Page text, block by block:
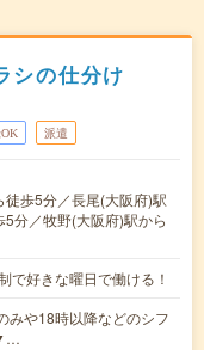
シの仕分け
派遣
歩5分／長尾(大阪府)駅
分／牧野(大阪府)駅から
で好きな曜日で働ける！
みや18時以降などのシフ